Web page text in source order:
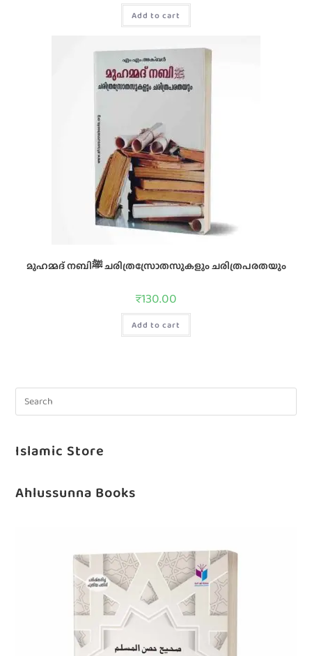
Add to cart
മുഹമ്മദ്‌ നബിﷺ ചരിത്രസ്രോതസുകളും ചരിത്രപരതയും
₹130.00
Add to cart
Islamic Store
Ahlussunna Books